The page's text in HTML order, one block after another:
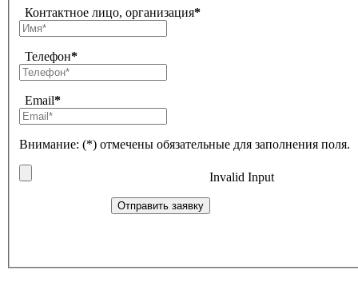
Контактное лицо, организация*
Телефон*
Email*
Внимание: (*) отмечены обязательные для заполнения поля.
Invalid Input